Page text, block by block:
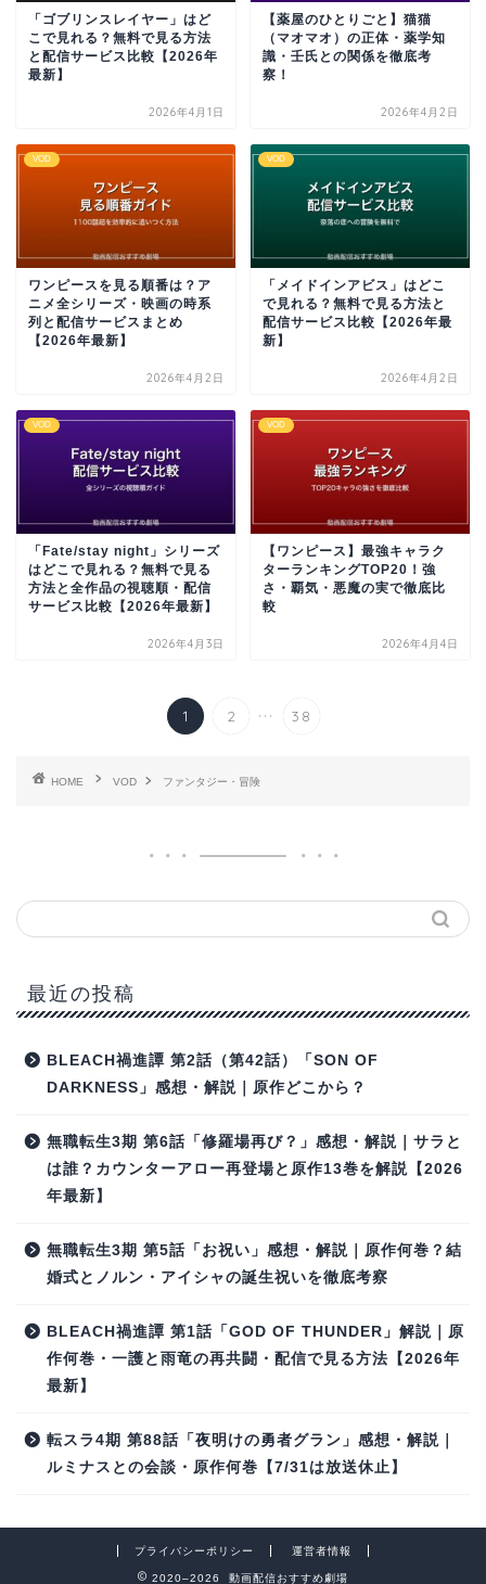
「ゴブリンスレイヤー」はど
こで見れる？無料で見る方法
と配信サービス比較【2026年
最新】
2026年4月1日
【薬屋のひとりごと】猫猫
（マオマオ）の正体・薬学知
識・壬氏との関係を徹底考
察！
2026年4月2日
VOD
ワンピースを見る順番は？ア
ニメ全シリーズ・映画の時系
列と配信サービスまとめ
【2026年最新】
2026年4月2日
VOD
「メイドインアビス」はどこ
で見れる？無料で見る方法と
配信サービス比較【2026年最
新】
2026年4月2日
VOD
「Fate/stay night」シリーズ
はどこで見れる？無料で見る
方法と全作品の視聴順・配信
サービス比較【2026年最新】
2026年4月3日
VOD
【ワンピース】最強キャラク
ターランキングTOP20！強
さ・覇気・悪魔の実で徹底比
較
2026年4月4日
1 2 ... 38
HOME VOD ファンタジー・冒険
最近の投稿
BLEACH禍進譚 第2話（第42話）「SON OF
DARKNESS」感想・解説｜原作どこから？
無職転生3期 第6話「修羅場再び？」感想・解説｜サラと
は誰？カウンターアロー再登場と原作13巻を解説【2026
年最新】
無職転生3期 第5話「お祝い」感想・解説｜原作何巻？結
婚式とノルン・アイシャの誕生祝いを徹底考察
BLEACH禍進譚 第1話「GOD OF THUNDER」解説｜原
作何巻・一護と雨竜の再共闘・配信で見る方法【2026年
最新】
転スラ4期 第88話「夜明けの勇者グラン」感想・解説｜
ルミナスとの会談・原作何巻【7/31は放送休止】
プライバシーポリシー 運営者情報
2020–2026 動画配信おすすめ劇場